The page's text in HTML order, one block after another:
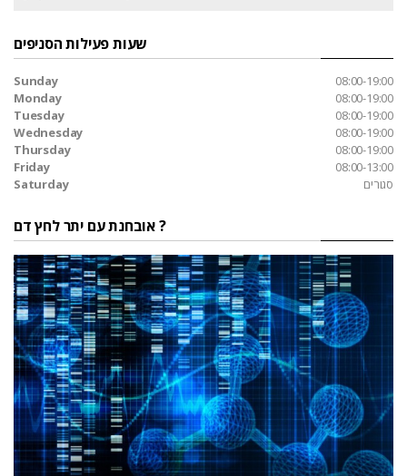
שעות פעילות הסניפים
Sunday
08:00-19:00
Monday
08:00-19:00
Tuesday
08:00-19:00
Wednesday
08:00-19:00
Thursday
08:00-19:00
Friday
08:00-13:00
Saturday
סגורים
אובחנת עם יתר לחץ דם ?